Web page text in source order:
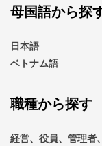
母国語から探
日本語
ベトナム語
職種から探す
経営、役員、管理者